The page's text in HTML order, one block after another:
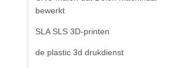
bewerkt
SLA SLS 3D-printen
de plastic 3d drukdienst